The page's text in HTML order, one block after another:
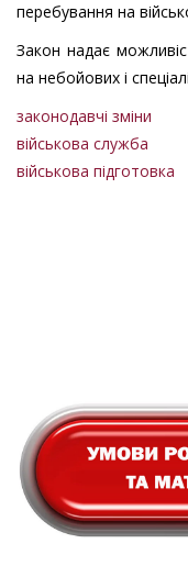
перебування на
Закон надає
на небойових і
законодавчі зміни
військова служба
військова підготовка